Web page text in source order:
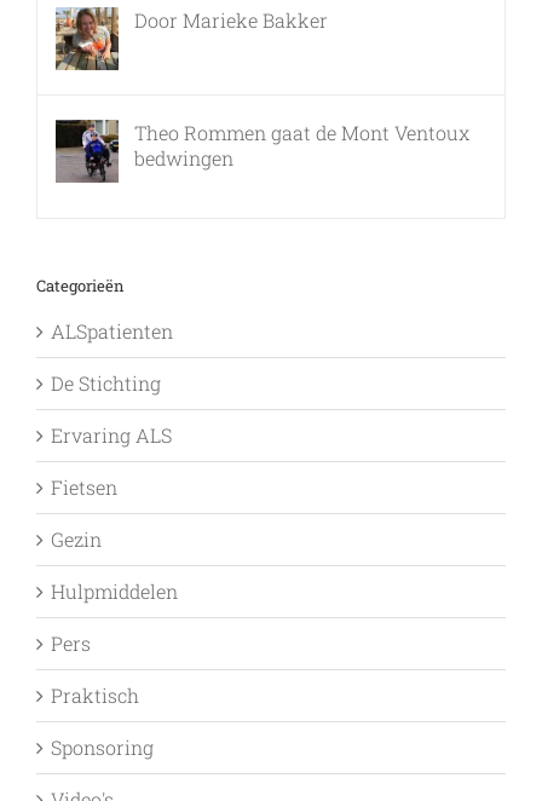
Door Marieke Bakker
Theo Rommen gaat de Mont Ventoux
bedwingen
Categorieën
ALSpatienten
De Stichting
Ervaring ALS
Fietsen
Gezin
Hulpmiddelen
Pers
Praktisch
Sponsoring